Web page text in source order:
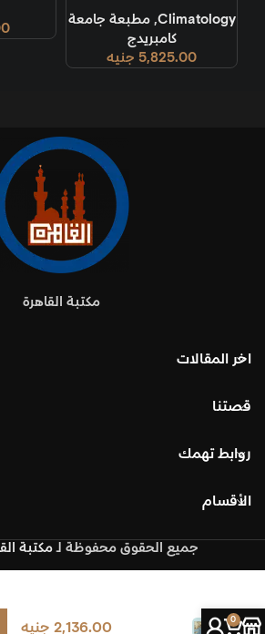
Climatology
,مطبعة جامعة
كامبريدج
5,825.00 جنيه
مكتبة القاهرة
اخر المقالات
قصتنا
روابط تهمك
الأقسام
جميع الحقوق محفوظة لـمكتبة
2,136.00 جنيه 0